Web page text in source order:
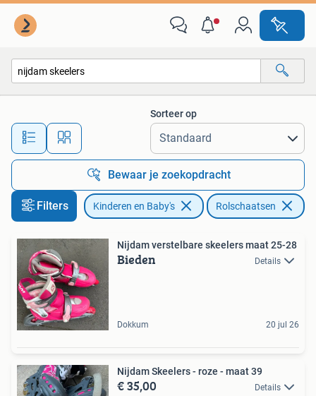
Alle afstanden…
Sorteer op
Bewaar je zoekopdracht
Filters Kinderen en Baby's Rolschaatsen
Nijdam verstelbare skeelers maat 25-28
Bieden Details
Dokkum 20 jul 26
Nijdam Skeelers - roze - maat 39
€ 35,00 Details